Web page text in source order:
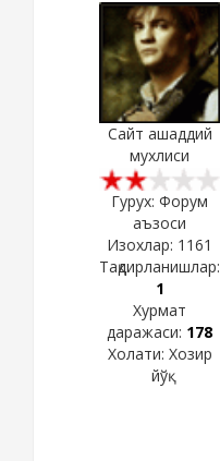
Сайт ашаддий
мухлиси
Гурух: Форум
аъзоси
Изохлар: 1161
Тақдирланишлар:
1
Хурмат
даражаси: 178
Холати: Хозир
йўқ